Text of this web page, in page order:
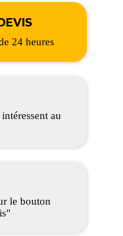
24 heures
au
le bouton